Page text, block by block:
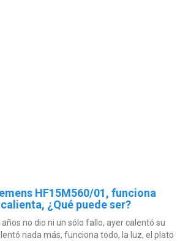
HF15M560/01, funciona
¿Qué puede ser?
no dio ni un sólo fallo, ayer calentó su
nada más, funciona todo, la luz, el plato